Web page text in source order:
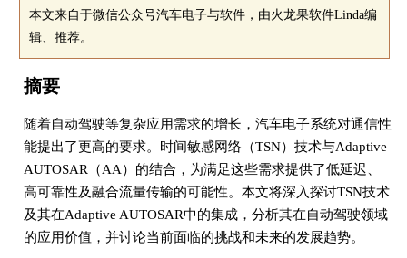
本文来自于微信公众号汽车电子与软件，由火龙果软件Linda编
辑、推荐。
摘要
随着自动驾驶等复杂应用需求的增长，汽车电子系统对通信性
能提出了更高的要求。时间敏感网络（TSN）技术与Adaptive
AUTOSAR（AA）的结合，为满足这些需求提供了低延迟、
高可靠性及融合流量传输的可能性。本文将深入探讨TSN技术
及其在Adaptive AUTOSAR中的集成，分析其在自动驾驶领域
的应用价值，并讨论当前面临的挑战和未来的发展趋势。